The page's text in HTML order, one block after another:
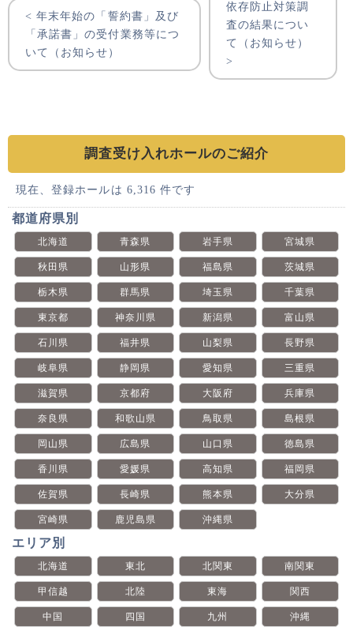
調査受け入れホールのご紹介
現在、登録ホールは 6,316 件です
都道府県別
北海道 青森県 岩手県 宮城県
秋田県 山形県 福島県 茨城県
栃木県 群馬県 埼玉県 千葉県
東京都 神奈川県 新潟県 富山県
石川県 福井県 山梨県 長野県
岐阜県 静岡県 愛知県 三重県
滋賀県 京都府 大阪府 兵庫県
奈良県 和歌山県 鳥取県 島根県
岡山県 広島県 山口県 徳島県
香川県 愛媛県 高知県 福岡県
佐賀県 長崎県 熊本県 大分県
宮崎県 鹿児島県 沖縄県
エリア別
北海道 東北 北関東 南関東
甲信越 北陸 東海 関西
中国 四国 九州 沖縄
< 年末年始の「誓約書」及び
「承諾書」の受付業務等につ
いて（お知らせ）
依存防止対策調
査の結果につい
て（お知らせ）
>